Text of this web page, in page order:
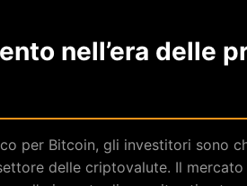
nell’era delle
per Bitcoin, gli investitori sono
delle criptovalute. Il